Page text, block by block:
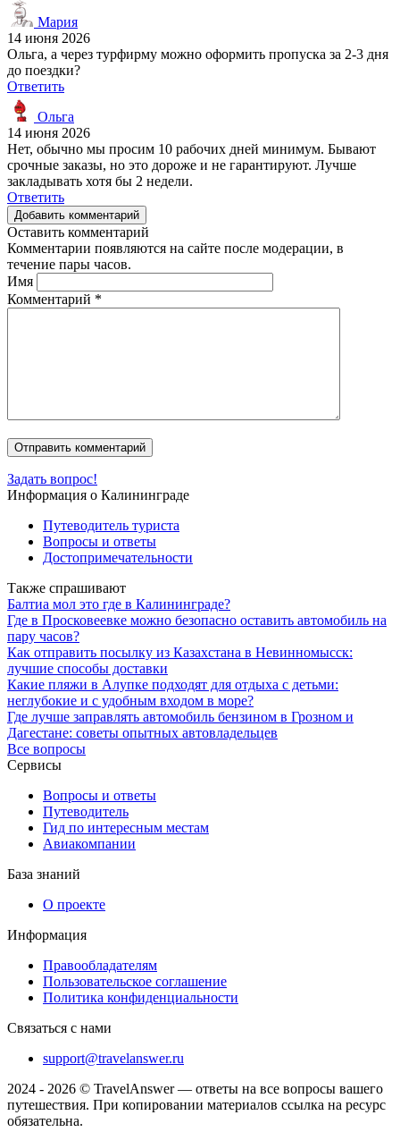
Мария
14 июня 2026
Ольга, а через турфирму можно оформить пропуска за 2-3 дня
до поездки?
Ответить
Ольга
14 июня 2026
Нет, обычно мы просим 10 рабочих дней минимум. Бывают
срочные заказы, но это дороже и не гарантируют. Лучше
закладывать хотя бы 2 недели.
Ответить
Добавить комментарий
Оставить комментарий
Комментарии появляются на сайте после модерации, в
течение пары часов.
Имя
Комментарий *
Задать вопрос!
Информация о Калининграде
Путеводитель туриста
Вопросы и ответы
Достопримечательности
Также спрашивают
Балтиа мол это где в Калининграде?
Где в Просковеевке можно безопасно оставить автомобиль на
пару часов?
Как отправить посылку из Казахстана в Невинномысск:
лучшие способы доставки
Какие пляжи в Алупке подходят для отдыха с детьми:
неглубокие и с удобным входом в море?
Где лучше заправлять автомобиль бензином в Грозном и
Дагестане: советы опытных автовладельцев
Все вопросы
Сервисы
Вопросы и ответы
Путеводитель
Гид по интересным местам
Авиакомпании
База знаний
О проекте
Информация
Правообладателям
Пользовательское соглашение
Политика конфиденциальности
Связаться с нами
support@travelanswer.ru
2024 - 2026 © TravelAnswer — ответы на все вопросы вашего
путешествия. При копировании материалов ссылка на ресурс
обязательна.